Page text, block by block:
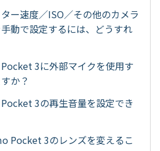
ター速度／ISO／その他のカメラ
動で設定するには、どうすれ
Pocket 3に外部マイクを使用す
か？
Pocket 3の再生音量を設定でき
Pocket 3のレンズを変えるこ